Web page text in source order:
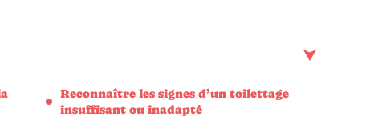
Reconnaître les signes d’un toilettage
insuffisant ou inadapté